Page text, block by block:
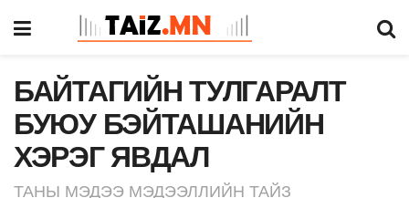
БАЙТАГИЙН ТУЛГАРАЛТ
БУЮУ БЭЙТАШАНИЙН
ХЭРЭГ ЯВДАЛ
ТАНЫ МЭДЭЭ МЭДЭЭЛЛИЙН ТАЙЗ